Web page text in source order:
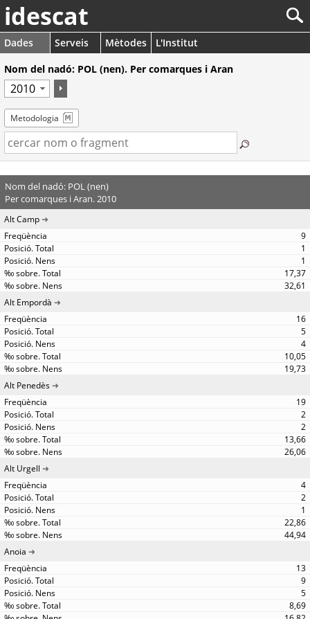
idescat
Dades Serveis Mètodes
L'Institut
Nom del nadó: POL (nen). Per comarques i Aran
Metodologia
Nom del nadó: POL (nen)
Per comarques i Aran. 2010
Alt Camp
9
1
1
17,37
32,61
Alt Empordà
16
5
4
10,05
19,73
Alt Penedès
19
2
2
13,66
26,06
Alt Urgell
4
2
1
22,86
44,94
Anoia
13
9
5
8,69